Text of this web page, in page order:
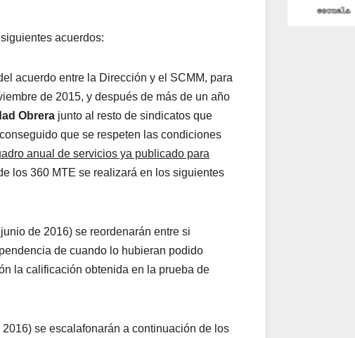
acuerdos:
acuerdo entre la Dirección y el SCMM, para
de 2015, y después de más de un año
Obrera junto al resto de sindicatos que
que se respeten las condiciones
anual de servicios ya publicado para
los 360 MTE se realizará en los siguientes
de 2016) se reordenarán entre si
de cuando lo hubieran podido
la calificación obtenida en la prueba de
se escalafonarán a continuación de los